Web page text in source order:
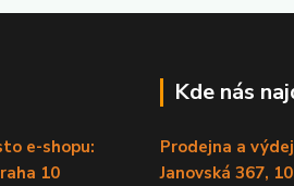
e-shopu:
10
Kde nás
Prodejna a
Janovská 367,